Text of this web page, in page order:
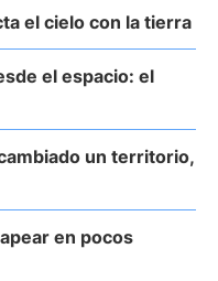
el cielo con la tierra
el espacio: el
un territorio,
en pocos